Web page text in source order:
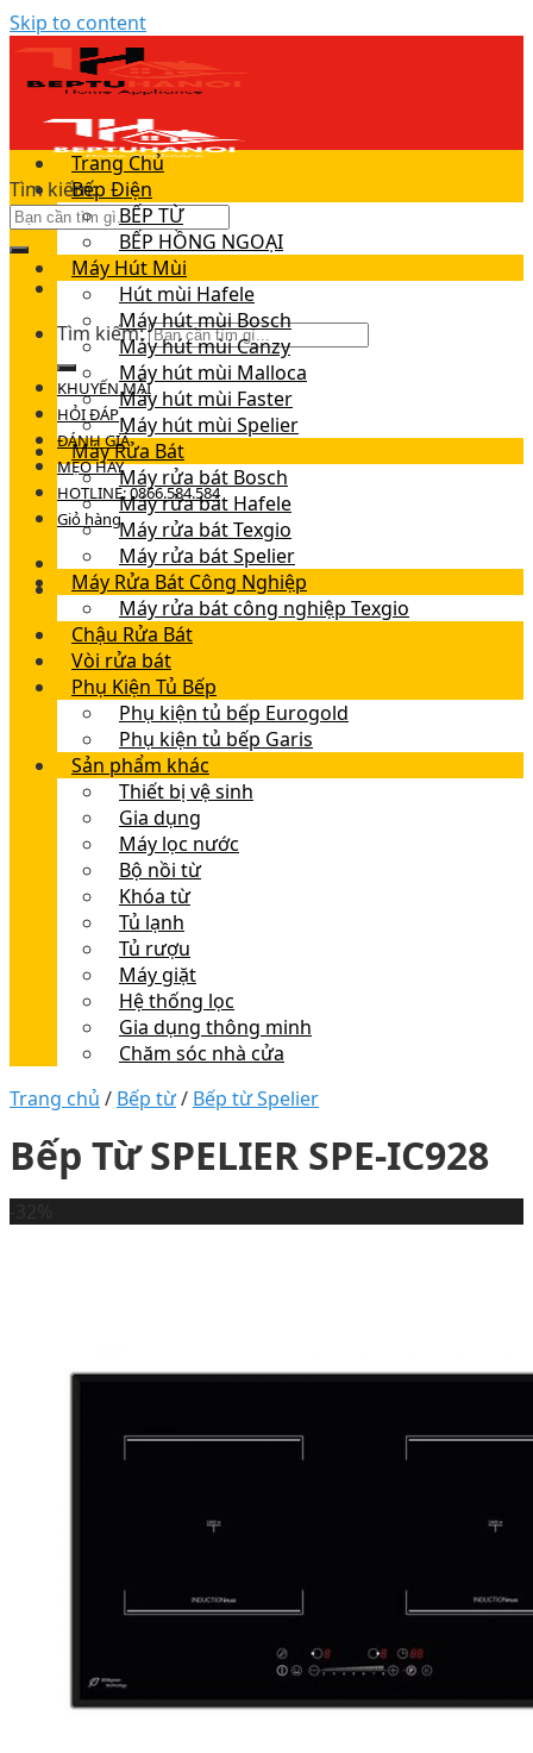
Skip to content
Tìm kiếm:
Tìm kiếm:
KHUYẾN MÃI
HỎI ĐÁP
ĐÁNH GIÁ
MẸO HAY
HOTLINE: 0866.584.584
Giỏ hàng
Trang Chủ
Bếp Điện
BẾP TỪ
BẾP HỒNG NGOẠI
Máy Hút Mùi
Hút mùi Hafele
Máy hút mùi Bosch
Máy hút mùi Canzy
Máy hút mùi Malloca
Máy hút mùi Faster
Máy hút mùi Spelier
Máy Rửa Bát
Máy rửa bát Bosch
Máy rửa bát Hafele
Máy rửa bát Texgio
Máy rửa bát Spelier
Máy Rửa Bát Công Nghiệp
Máy rửa bát công nghiệp Texgio
Chậu Rửa Bát
Vòi rửa bát
Phụ Kiện Tủ Bếp
Phụ kiện tủ bếp Eurogold
Phụ kiện tủ bếp Garis
Sản phẩm khác
Thiết bị vệ sinh
Gia dụng
Máy lọc nước
Bộ nồi từ
Khóa từ
Tủ lạnh
Tủ rượu
Máy giặt
Hệ thống lọc
Gia dụng thông minh
Chăm sóc nhà cửa
Trang chủ / Bếp từ/ Bếp từ Spelier
Bếp Từ SPELIER SPE-IC928